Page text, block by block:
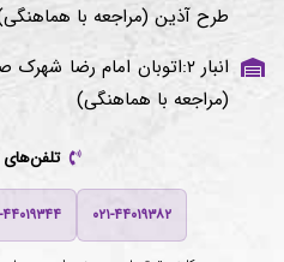
طرح آذین (مراجعه با
(مراجعه با هماهنگی)
۰۲۱-۴۴۰۱۹۳۸۲ ۰۲۱-